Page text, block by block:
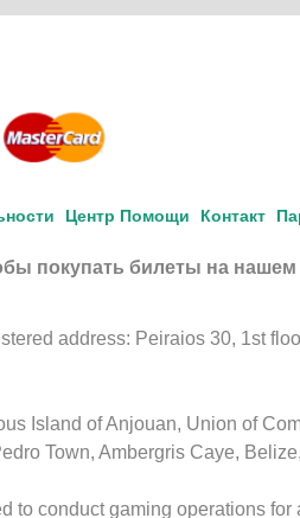
Центр Помощи Контакт
покупать билеты на нашем
address: Peiraios 30, 1st
Island of Anjouan, Union of
Town, Ambergris Caye,
to conduct gaming operations for